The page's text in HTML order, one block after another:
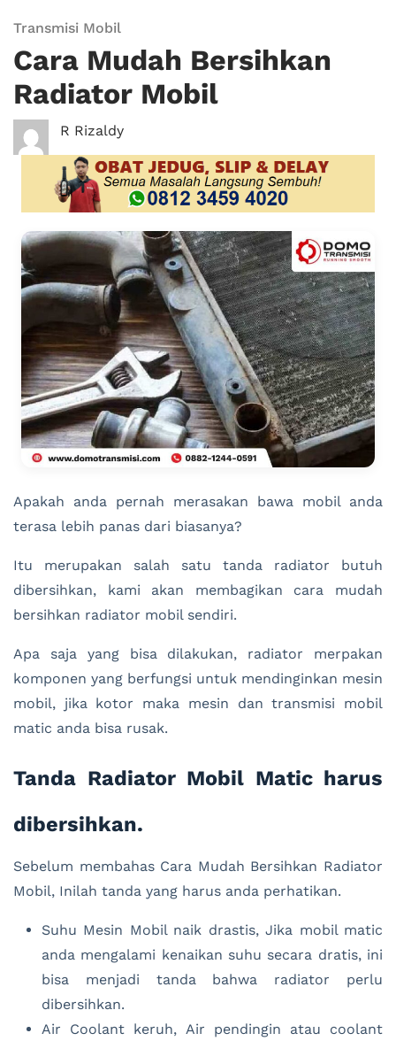
Transmisi Mobil
Cara Mudah Bersihkan
Radiator Mobil
R Rizaldy
Apakah anda pernah merasakan bawa mobil anda
terasa lebih panas dari biasanya?
Itu merupakan salah satu tanda radiator butuh
dibersihkan, kami akan membagikan cara mudah
bersihkan radiator mobil sendiri.
Apa saja yang bisa dilakukan, radiator merpakan
komponen yang berfungsi untuk mendinginkan mesin
mobil, jika kotor maka mesin dan transmisi mobil
matic anda bisa rusak.
Tanda Radiator Mobil Matic harus
dibersihkan.
Sebelum membahas Cara Mudah Bersihkan Radiator
Mobil, Inilah tanda yang harus anda perhatikan.
Suhu Mesin Mobil naik drastis, Jika mobil matic
anda mengalami kenaikan suhu secara dratis, ini
bisa menjadi tanda bahwa radiator perlu
dibersihkan.
Air Coolant keruh, Air pendingin atau coolant